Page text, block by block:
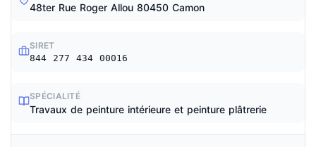
48ter Rue Roger Allou 80450 Camon
SIRET
844 277 434 00016
SPÉCIALITÉ
Travaux de peinture intérieure et peinture plâtrerie